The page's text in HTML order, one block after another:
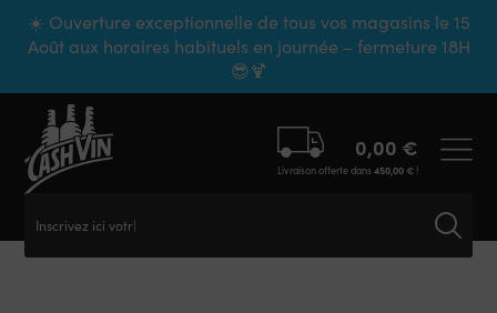
☀️ Ouverture exceptionnelle de tous vos magasins le 15
Août aux horaires habituels en journée – fermeture 18H
😎🍹
Inscrivez ici votre
0,00 €
Livraison offerte dans450,00 €!
Panneau de gestion des cookies